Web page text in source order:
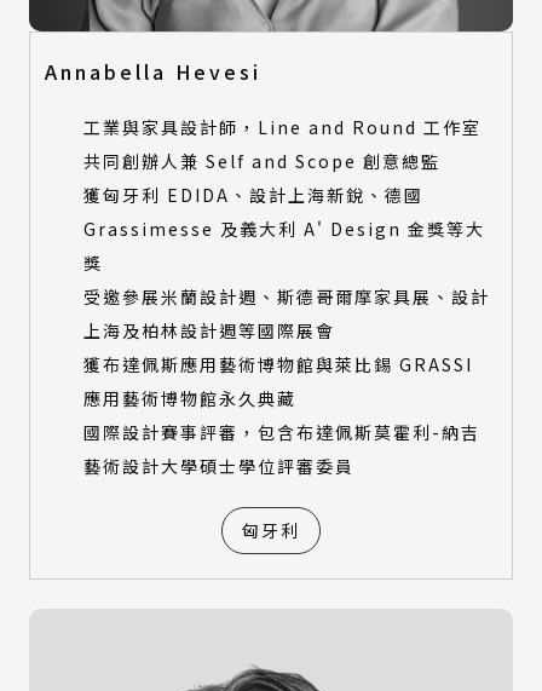
Annabella Hevesi
工業與家具設計師，Line and Round 工作室
共同創辦人兼 Self and Scope 創意總監
獲匈牙利 EDIDA、設計上海新銳、德國
Grassimesse 及義大利 A' Design 金獎等大
獎
受邀參展米蘭設計週、斯德哥爾摩家具展、設計
上海及柏林設計週等國際展會
獲布達佩斯應用藝術博物館與萊比錫 GRASSI
應用藝術博物館永久典藏
國際設計賽事評審，包含布達佩斯莫霍利-納吉
藝術設計大學碩士學位評審委員
匈牙利